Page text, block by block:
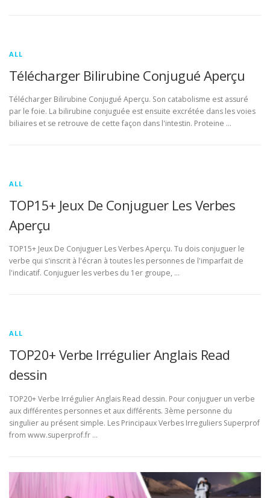
ALL
Télécharger Bilirubine Conjugué Aperçu
Télécharger Bilirubine Conjugué Aperçu. Son catabolisme est assuré
par le foie. La bilirubine conjuguée est ensuite excrétée dans les voies
biliaires et se retrouve de cette façon dans l'intestin. Proteine …
ALL
TOP15+ Jeux De Conjuguer Les Verbes
Aperçu
TOP15+ Jeux De Conjuguer Les Verbes Aperçu. Tu dois conjuguer le
verbe qui s'inscrit à l'écran à toutes les personnes de l'imparfait de
l'indicatif. Conjuguer les verbes du 1er groupe, …
ALL
TOP20+ Verbe Irrégulier Anglais Read
dessin
TOP20+ Verbe Irrégulier Anglais Read dessin. Pour conjuguer un verbe
aux différentes personnes et aux différents. 3ème personne du
singulier au présent simple. Les Principaux Verbes Irreguliers Superprof
from www.superprof.fr …